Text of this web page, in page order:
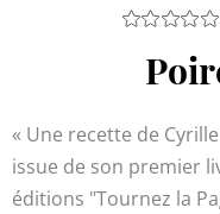
Une recette de
issue de son premier